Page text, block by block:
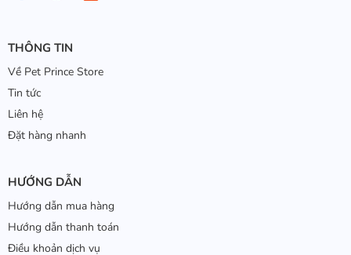
THÔNG TIN
Về Pet Prince Store
Tin tức
Liên hệ
Đặt hàng nhanh
HƯỚNG DẪN
Hướng dẫn mua hàng
Hướng dẫn thanh toán
Điều khoản dịch vụ